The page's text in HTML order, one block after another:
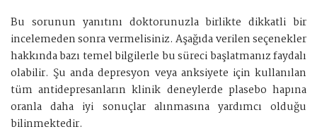
Bu sorunun yanıtını doktorunuzla birlikte dikkatli bir
incelemeden sonra vermelisiniz. Aşağıda verilen seçenekler
hakkında bazı temel bilgilerle bu süreci başlatmanız faydalı
olabilir. Şu anda depresyon veya anksiyete için kullanılan
tüm antidepresanların klinik deneylerde plasebo hapına
oranla daha iyi sonuçlar alınmasına yardımcı olduğu
bilinmektedir.